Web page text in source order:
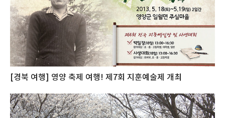
[경북 여행] 영양 축제 여행! 제7회 지훈예술제 개최